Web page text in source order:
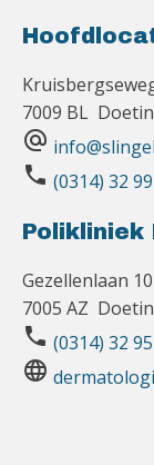
7009 BL
alternate_email
phone (0314) 32
Polikliniek
Gezellenlaan 10
7005 AZ
phone (0314) 32
language